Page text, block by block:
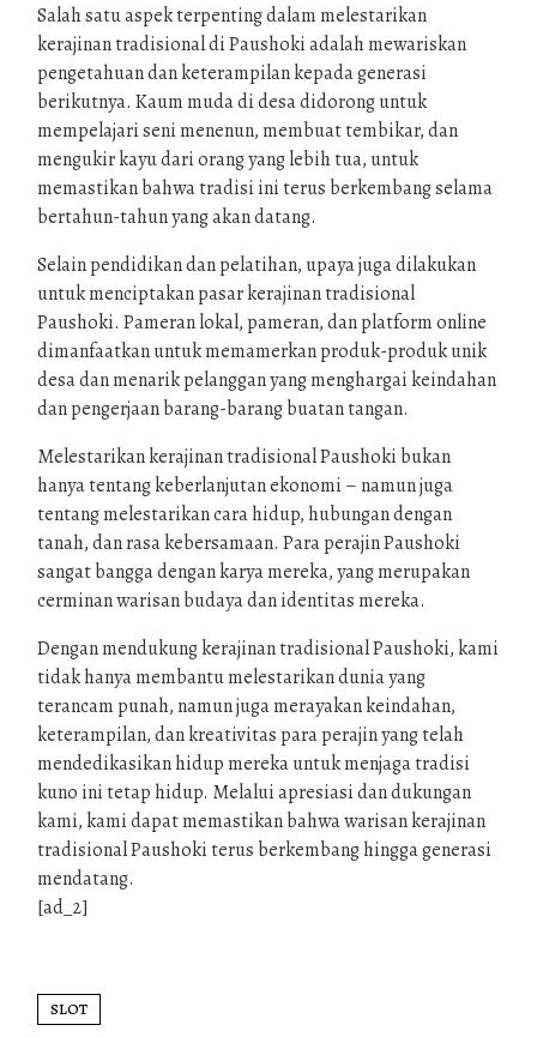
Salah satu aspek terpenting dalam melestarikan
kerajinan tradisional di Paushoki adalah mewariskan
pengetahuan dan keterampilan kepada generasi
berikutnya. Kaum muda di desa didorong untuk
mempelajari seni menenun, membuat tembikar, dan
mengukir kayu dari orang yang lebih tua, untuk
memastikan bahwa tradisi ini terus berkembang selama
bertahun-tahun yang akan datang.
Selain pendidikan dan pelatihan, upaya juga dilakukan
untuk menciptakan pasar kerajinan tradisional
Paushoki. Pameran lokal, pameran, dan platform online
dimanfaatkan untuk memamerkan produk-produk unik
desa dan menarik pelanggan yang menghargai keindahan
dan pengerjaan barang-barang buatan tangan.
Melestarikan kerajinan tradisional Paushoki bukan
hanya tentang keberlanjutan ekonomi – namun juga
tentang melestarikan cara hidup, hubungan dengan
tanah, dan rasa kebersamaan. Para perajin Paushoki
sangat bangga dengan karya mereka, yang merupakan
cerminan warisan budaya dan identitas mereka.
Dengan mendukung kerajinan tradisional Paushoki, kami
tidak hanya membantu melestarikan dunia yang
terancam punah, namun juga merayakan keindahan,
keterampilan, dan kreativitas para perajin yang telah
mendedikasikan hidup mereka untuk menjaga tradisi
kuno ini tetap hidup. Melalui apresiasi dan dukungan
kami, kami dapat memastikan bahwa warisan kerajinan
tradisional Paushoki terus berkembang hingga generasi
mendatang.
[ad_2]
SLOT